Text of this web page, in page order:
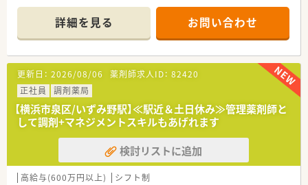
■研修制度は様々なプランがあり、集合研修だけでなく任意で受
講可能な研修も幅広く用意されています
■店舗で活躍する従業員、社外で活躍する従業員、将来経営幹部
となる従業員など、薬剤師として様々な活躍ができるフィールド
を用意されています
■総合薬剤師・調剤薬剤師（土日休み・19時までの勤務）どちらか
の働き方を選択できます
■調剤併設型だけでなく「医療モール・クリニック併設店舗」「敷
地内薬局」「訪問調剤特化型店舗」など様々な店舗を運営してい
ます
■在宅医療にも積極的取り組んでおり「訪問調剤特化型店舗」を
50店舗以上、無菌調剤室は業界最多の51店舗設置しています
■「プラチナくるみん認定企業」「健康経営優良法人2023（大規模
法人部門）認定」等を取得し一人ひとりが働きやすい環境が整備
詳細を見る お問い合わせ
更新日： 2026/08/06 薬剤師求人ID： 82420
正社員
調剤薬局
【横浜市泉区/いずみ野駅】≪駅近＆土日休み≫管理薬剤師と
して調剤+マネジメントスキルもあげれます
検討リストに追加
高給与(600万円以上) シフト制